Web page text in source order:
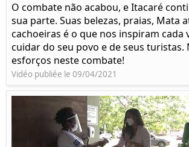
O combate não acabou, e Itacaré
sua parte. Suas belezas, praias, Mata
cachoeiras é o que nos inspiram cada
cuidar do seu povo e de seus turistas.
esforços neste combate!
Vidéo publiée le 09/04/2021